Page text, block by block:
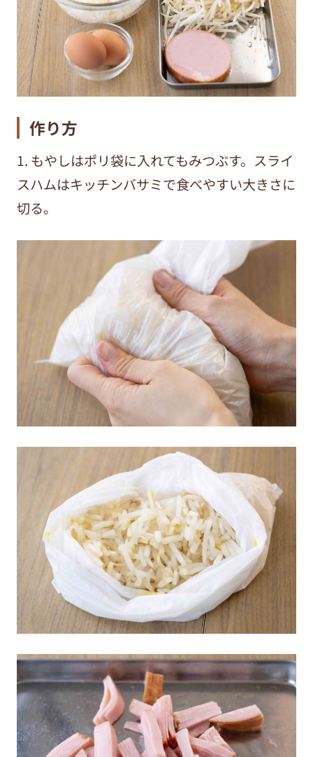
作り方
1. もやしはポリ袋に入れてもみつぶす。スライ
スハムはキッチンバサミで食べやすい大きさに
切る。